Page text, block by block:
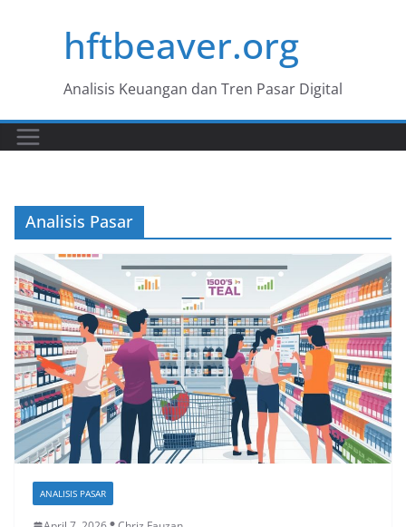
hftbeaver.org
Analisis Keuangan dan Tren Pasar Digital
Analisis Pasar
ANALISIS PASAR